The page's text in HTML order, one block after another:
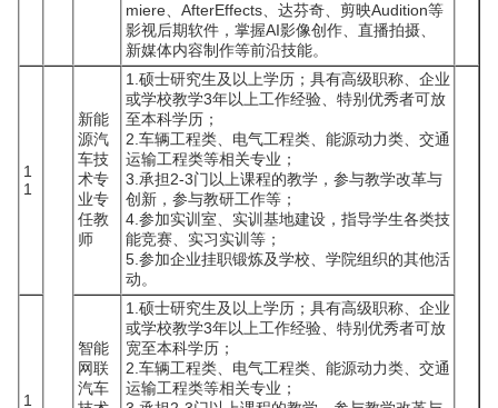
miere、AfterEffects、达芬奇、剪映Audition等
影视后期软件，掌握AI影像创作、直播拍摄、
新媒体内容制作等前沿技能。
1
1
新能
源汽
车技
术专
业专
任教
师
1.硕士研究生及以上学历；具有高级职称、企业
或学校教学3年以上工作经验、特别优秀者可放
至本科学历；
2.车辆工程类、电气工程类、能源动力类、交通
运输工程类等相关专业；
3.承担2-3门以上课程的教学，参与教学改革与
创新，参与教研工作等；
4.参加实训室、实训基地建设，指导学生各类技
能竞赛、实习实训等；
5.参加企业挂职锻炼及学校、学院组织的其他活
动。
1
智能
网联
汽车
1.硕士研究生及以上学历；具有高级职称、企业
或学校教学3年以上工作经验、特别优秀者可放
宽至本科学历；
2.车辆工程类、电气工程类、能源动力类、交通
运输工程类等相关专业；